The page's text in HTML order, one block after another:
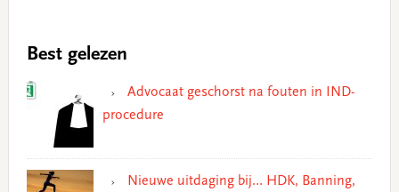
Best gelezen
Advocaat geschorst na fouten in IND-
procedure
Nieuwe uitdaging bij… HDK, Banning,